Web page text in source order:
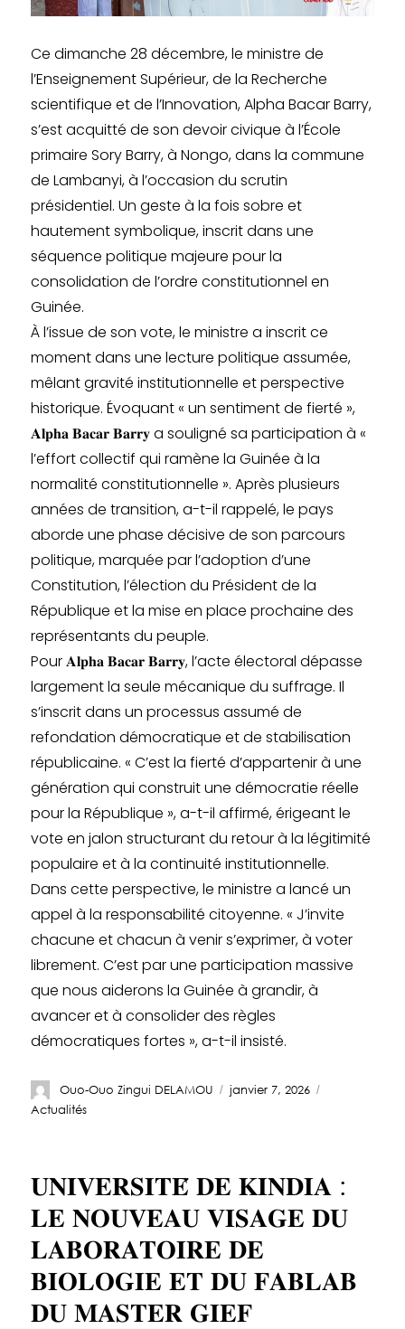
Ce dimanche 28 décembre, le ministre de
l’Enseignement Supérieur, de la Recherche
scientifique et de l’Innovation, Alpha Bacar Barry,
s’est acquitté de son devoir civique à l’École
primaire Sory Barry, à Nongo, dans la commune
de Lambanyi, à l’occasion du scrutin
présidentiel. Un geste à la fois sobre et
hautement symbolique, inscrit dans une
séquence politique majeure pour la
consolidation de l’ordre constitutionnel en
Guinée.
À l’issue de son vote, le ministre a inscrit ce
moment dans une lecture politique assumée,
mêlant gravité institutionnelle et perspective
historique. Évoquant « un sentiment de fierté »,
𝐀𝐥𝐩𝐡𝐚 𝐁𝐚𝐜𝐚𝐫 𝐁𝐚𝐫𝐫𝐲 a souligné sa participation à «
l’effort collectif qui ramène la Guinée à la
normalité constitutionnelle ». Après plusieurs
années de transition, a-t-il rappelé, le pays
aborde une phase décisive de son parcours
politique, marquée par l’adoption d’une
Constitution, l’élection du Président de la
République et la mise en place prochaine des
représentants du peuple.
Pour 𝐀𝐥𝐩𝐡𝐚 𝐁𝐚𝐜𝐚𝐫 𝐁𝐚𝐫𝐫𝐲, l’acte électoral dépasse
largement la seule mécanique du suffrage. Il
s’inscrit dans un processus assumé de
refondation démocratique et de stabilisation
républicaine. « C’est la fierté d’appartenir à une
génération qui construit une démocratie réelle
pour la République », a-t-il affirmé, érigeant le
vote en jalon structurant du retour à la légitimité
populaire et à la continuité institutionnelle.
Dans cette perspective, le ministre a lancé un
appel à la responsabilité citoyenne. « J’invite
chacune et chacun à venir s’exprimer, à voter
librement. C’est par une participation massive
que nous aiderons la Guinée à grandir, à
avancer et à consolider des règles
démocratiques fortes », a-t-il insisté.
Ouo-Ouo Zingui DELAMOU
janvier 7, 2026
Actualités
𝐔𝐍𝐈𝐕𝐄𝐑𝐒𝐈𝐓𝐄́ 𝐃𝐄 𝐊𝐈𝐍𝐃𝐈𝐀 :
𝐋𝐄 𝐍𝐎𝐔𝐕𝐄𝐀𝐔 𝐕𝐈𝐒𝐀𝐆𝐄 𝐃𝐔
𝐋𝐀𝐁𝐎𝐑𝐀𝐓𝐎𝐈𝐑𝐄 𝐃𝐄
𝐁𝐈𝐎𝐋𝐎𝐆𝐈𝐄 𝐄𝐓 𝐃𝐔 𝐅𝐀𝐁𝐋𝐀𝐁
𝐃𝐔 𝐌𝐀𝐒𝐓𝐄𝐑 𝐆𝐈𝐄𝐅